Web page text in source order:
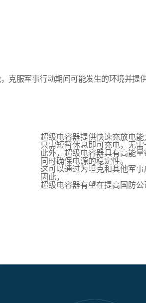
克服军事行动期间可能发生的环境并提
超级电容器提供快速充放电能
只需短暂休息即可充电，无
此外，超级电容器具有高能
同时确保电源的稳定性。
这可以通过为坦克和其他军
因此，
超级电容器有望在提高国防